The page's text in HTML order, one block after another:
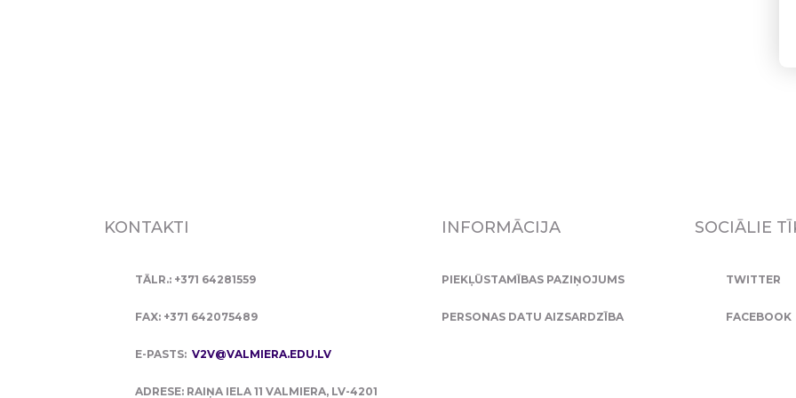
KONTAKTI
TĀLR.: +371 64281559
FAX: +371 642075489
E-PASTS: V2V@VALMIERA.EDU.LV
ADRESE: RAIŅA IELA 11 VALMIERA, LV-4201
INFORMĀCIJA
PIEKĻŪSTAMĪBAS PAZIŅOJUMS
PERSONAS DATU AIZSARDZĪBA
SOCIĀLIE
TWITTER
FACEBOOK